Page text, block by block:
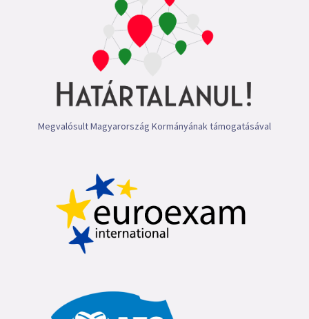
Megvalósult Magyarország Kormányának támogatásával